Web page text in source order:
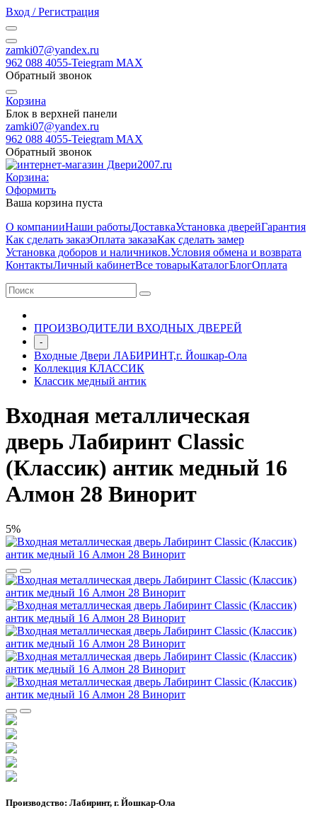
Вход / Регистрация
zamki07@yandex.ru
962 088 4055-Teiegram МАХ
Обратный звонок
Корзина
Блок в верхней панели
zamki07@yandex.ru
962 088 4055-Teiegram МАХ
Обратный звонок
Корзина:
Оформить
Ваша корзина пуста
О компанииНаши работыДоставкаУстановка дверейГарантия
Как сделать заказОплата заказаКак сделать замер
Установка доборов и наличников.Условия обмена и возврата
КонтактыЛичный кабинетВсе товарыКаталогБлогОплата
ПРОИЗВОДИТЕЛИ ВХОДНЫХ ДВЕРЕЙ
-
Входные Двери ЛАБИРИНТ,г. Йошкар-Ола
Коллекция КЛАССИК
Классик медный антик
Входная металлическая
дверь Лабиринт Classic
(Классик) антик медный 16
Алмон 28 Винорит
5%
Производство: Лабиринт, г. Йошкар-Ола